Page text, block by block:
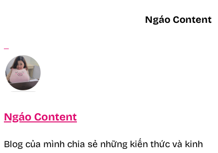
Ngáo Content
Ngáo Content
Blog của mình chia sẻ những kiến thức và kinh